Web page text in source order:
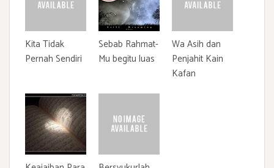
Kita Tidak
Pernah Sendiri
Sebab Rahmat-
Mu begitu luas
Wa Asih dan
Penjahit Kain
Kafan